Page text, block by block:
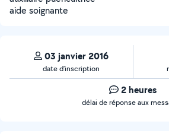
aide soignante
03 janvier 2016
date d’inscription
2 heures
délai de réponse aux